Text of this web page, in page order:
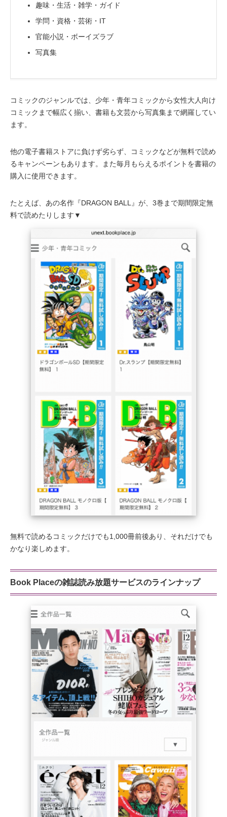
趣味・生活・雑学・ガイド
学問・資格・芸術・IT
官能小説・ボーイズラブ
写真集
コミックのジャンルでは、少年・青年コミックから女性大人向け
コミックまで幅広く揃い、書籍も文芸から写真集まで網羅してい
ます。
他の電子書籍ストアに負けず劣らず、コミックなどが無料で読め
るキャンペーンもあります。また毎月もらえるポイントを書籍の
購入に使用できます。
たとえば、あの名作『DRAGON BALL』が、3巻まで期間限定無
料で読めたりします▼
無料で読めるコミックだけでも1,000冊前後あり、それだけでも
かなり楽しめます。
Book Placeの雑誌読み放題サービスのラインナップ